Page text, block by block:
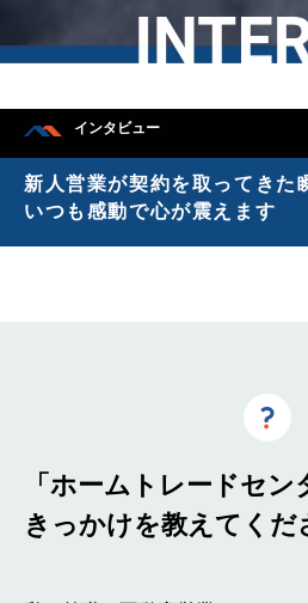
インタビュー
新人営業が契約を取ってきた
いつも感動で心が震えます
「ホームトレードセ
きっかけを教えてくだ